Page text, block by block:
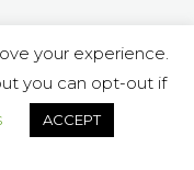
|Terms of use| Website
your experience.
you can opt-out if
ACCEPT